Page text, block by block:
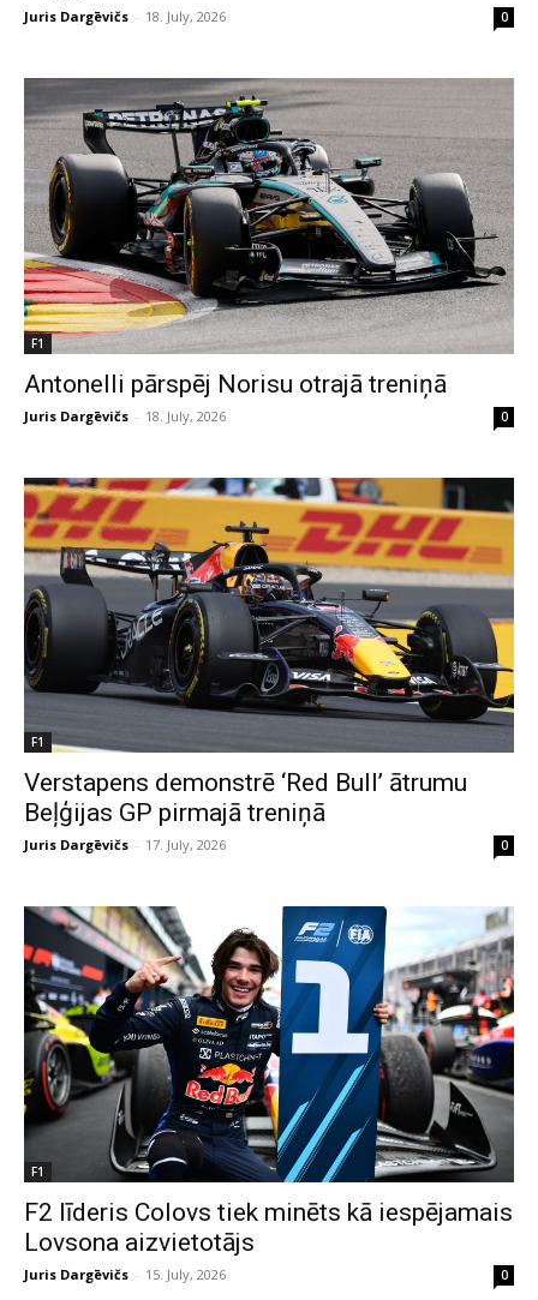
Juris Dargēvičs - 18. July, 2026 0
F1
Antonelli pārspēj Norisu otrajā treniņā
Juris Dargēvičs - 18. July, 2026 0
F1
Verstapens demonstrē ‘Red Bull’ ātrumu
Beļģijas GP pirmajā treniņā
Juris Dargēvičs - 17. July, 2026 0
F1
F2 līderis Colovs tiek minēts kā iespējamais
Lovsona aizvietotājs
Juris Dargēvičs - 15. July, 2026 0